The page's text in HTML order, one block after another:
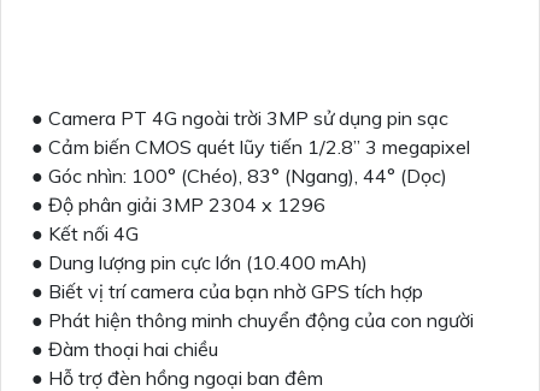
● Camera PT 4G ngoài trời 3MP sử dụng pin sạc
● Cảm biến CMOS quét lũy tiến 1/2.8” 3 megapixel
● Góc nhìn: 100° (Chéo), 83° (Ngang), 44° (Dọc)
● Độ phân giải 3MP 2304 x 1296
● Kết nối 4G
● Dung lượng pin cực lớn (10.400 mAh)
● Biết vị trí camera của bạn nhờ GPS tích hợp
● Phát hiện thông minh chuyển động của con người
● Đàm thoại hai chiều
● Hỗ trợ đèn hồng ngoại ban đêm